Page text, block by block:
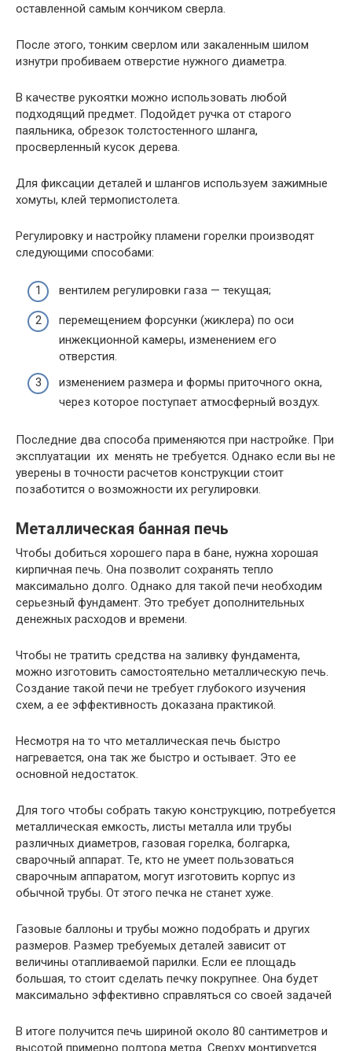
оставленной самым кончиком сверла.
После этого, тонким сверлом или закаленным шилом
изнутри пробиваем отверстие нужного диаметра.
В качестве рукоятки можно использовать любой
подходящий предмет. Подойдет ручка от старого
паяльника, обрезок толстостенного шланга,
просверленный кусок дерева.
Для фиксации деталей и шлангов используем зажимные
хомуты, клей термопистолета.
Регулировку и настройку пламени горелки производят
следующими способами:
вентилем регулировки газа — текущая;
перемещением форсунки (жиклера) по оси
инжекционной камеры, изменением его
отверстия.
изменением размера и формы приточного окна,
через которое поступает атмосферный воздух.
Последние два способа применяются при настройке. При
эксплуатации их менять не требуется. Однако если вы не
уверены в точности расчетов конструкции стоит
позаботится о возможности их регулировки.
Металлическая банная печь
Чтобы добиться хорошего пара в бане, нужна хорошая
кирпичная печь. Она позволит сохранять тепло
максимально долго. Однако для такой печи необходим
серьезный фундамент. Это требует дополнительных
денежных расходов и времени.
Чтобы не тратить средства на заливку фундамента,
можно изготовить самостоятельно металлическую печь.
Создание такой печи не требует глубокого изучения
схем, а ее эффективность доказана практикой.
Несмотря на то что металлическая печь быстро
нагревается, она так же быстро и остывает. Это ее
основной недостаток.
Для того чтобы собрать такую конструкцию, потребуется
металлическая емкость, листы металла или трубы
различных диаметров, газовая горелка, болгарка,
сварочный аппарат. Те, кто не умеет пользоваться
сварочным аппаратом, могут изготовить корпус из
обычной трубы. От этого печка не станет хуже.
Газовые баллоны и трубы можно подобрать и других
размеров. Размер требуемых деталей зависит от
величины отапливаемой парилки. Если ее площадь
большая, то стоит сделать печку покрупнее. Она будет
максимально эффективно справляться со своей задачей
В итоге получится печь шириной около 80 сантиметров и
высотой примерно полтора метра. Сверху монтируется